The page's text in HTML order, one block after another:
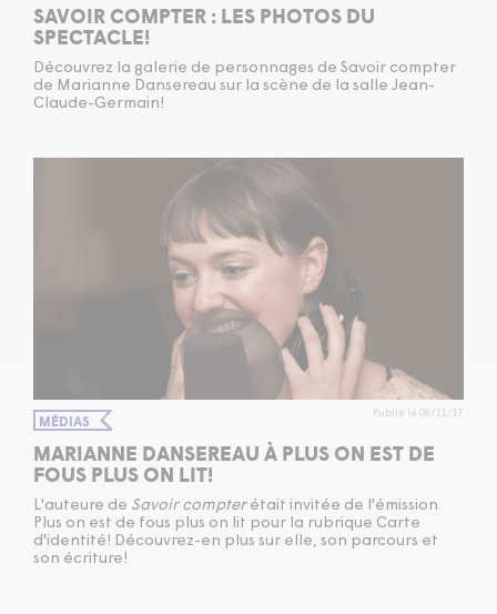
SAVOIR COMPTER : LES PHOTOS DU
SPECTACLE!
Découvrez la galerie de personnages de Savoir compter
de Marianne Dansereau sur la scène de la salle Jean-
Claude-Germain!
MÉDIAS Publié le 08/11/17
MARIANNE DANSEREAU À PLUS ON EST DE
FOUS PLUS ON LIT!
L'auteure de Savoir compter était invitée de l'émission
Plus on est de fous plus on lit pour la rubrique Carte
d'identité! Découvrez-en plus sur elle, son parcours et
son écriture!